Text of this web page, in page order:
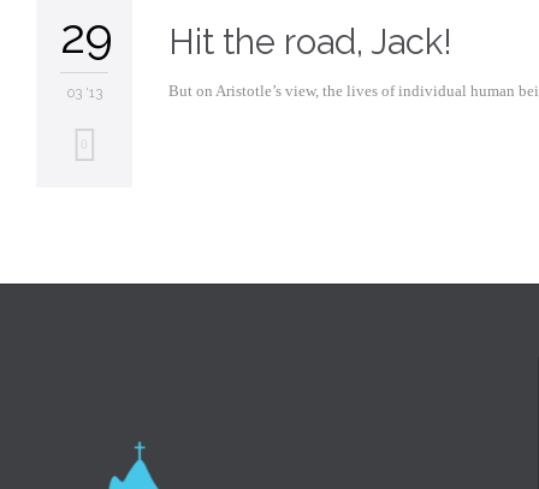
29
03 '13
Love
0
Hit the road, Jack!
But on Aristotle’s view, the lives of individual human